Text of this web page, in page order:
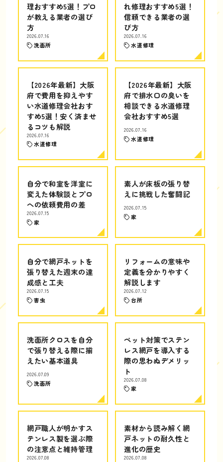
理おすすめ5選！プロ
が教える業者の選び
方
2026.07.16
洗面所
れ修理おすすめ5選！
信頼できる業者の選
び方
2026.07.16
水道修理
【2026年最新】大阪
府で費用を抑えやす
い水道修理会社おす
すめ5選！安く済ませ
るコツも解説
2026.07.16
水道修理
【2026年最新】大阪
府で排水口の臭いを
相談できる水道修理
会社おすすめ5選
2026.07.16
水道修理
自分で和室を洋室に
変えた体験談とプロ
への依頼費用の差
2026.07.15
家
素人が床板の張り替
えに挑戦した奮闘記
2026.07.15
家
自分で網戸ネットを
張り替えた週末の達
成感と工夫
2026.07.15
害虫
リフォームの意味や
定義を分かりやすく
解説します
2026.07.12
台所
洗面所クロスを自分
で張り替える際に揃
えたい基本道具
2026.07.09
洗面所
ペット対策でステン
レス網戸を導入する
際の思わぬデメリッ
ト
2026.07.08
家
網戸職人が明かすス
テンレス製を選ぶ際
の注意点と維持管理
2026.07.08
素材から読み解く網
戸ネットの耐久性と
進化の歴史
2026.07.08